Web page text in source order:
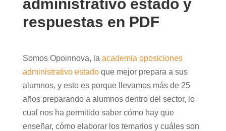
administrativo estado y
respuestas en PDF
Somos Opoinnova, la academia oposiciones
administrativo estadoque mejor prepara a sus
alumnos, y esto es porque llevamos más de 25
años preparando a alumnos dentro del sector, lo
cual nos ha permitido saber cómo hay que
enseñar, cómo elaborar los temarios y cuáles son